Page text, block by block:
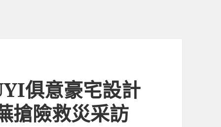
俱意豪宅設計
險救災采訪